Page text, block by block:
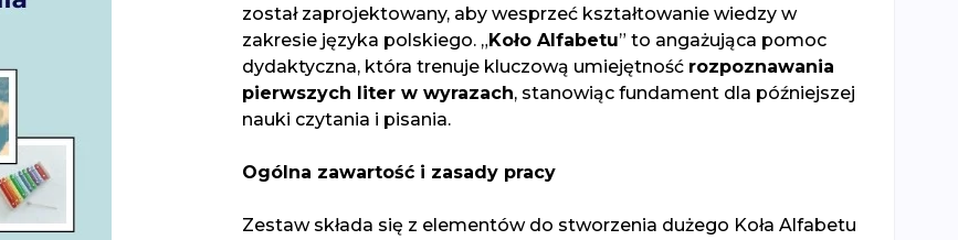
został zaprojektowany, aby wesprzeć kształtowanie wiedzy w
zakresie języka polskiego. „ Koło Alfabetu” to angażująca pomoc
dydaktyczna, która trenuje kluczową umiejętność rozpoznawania
pierwszych liter w wyrazach, stanowiąc fundament dla późniejszej
nauki czytania i pisania.
Ogólna zawartość i zasady pracy
Zestaw składa się z elementów do stworzenia dużego Koła Alfabetu